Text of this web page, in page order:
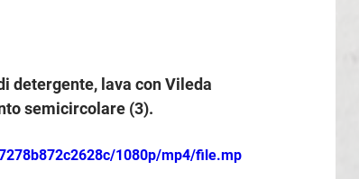
detergente, lava con Vileda
semicircolare (3).
1080p/mp4/file.mp